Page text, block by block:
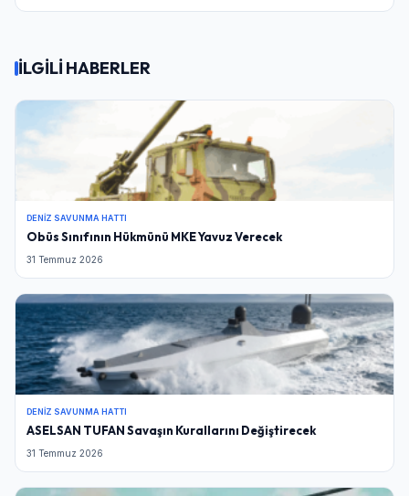
İLGİLİ HABERLER
DENIZ SAVUNMA HATTI
Obüs Sınıfının Hükmünü MKE Yavuz Verecek
31 Temmuz 2026
DENIZ SAVUNMA HATTI
ASELSAN TUFAN Savaşın Kurallarını Değiştirecek
31 Temmuz 2026